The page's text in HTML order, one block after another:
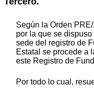
Según la Orden
por la que se
sede del registro de
Estatal se procede a
este Registro de
Por todo lo cual,